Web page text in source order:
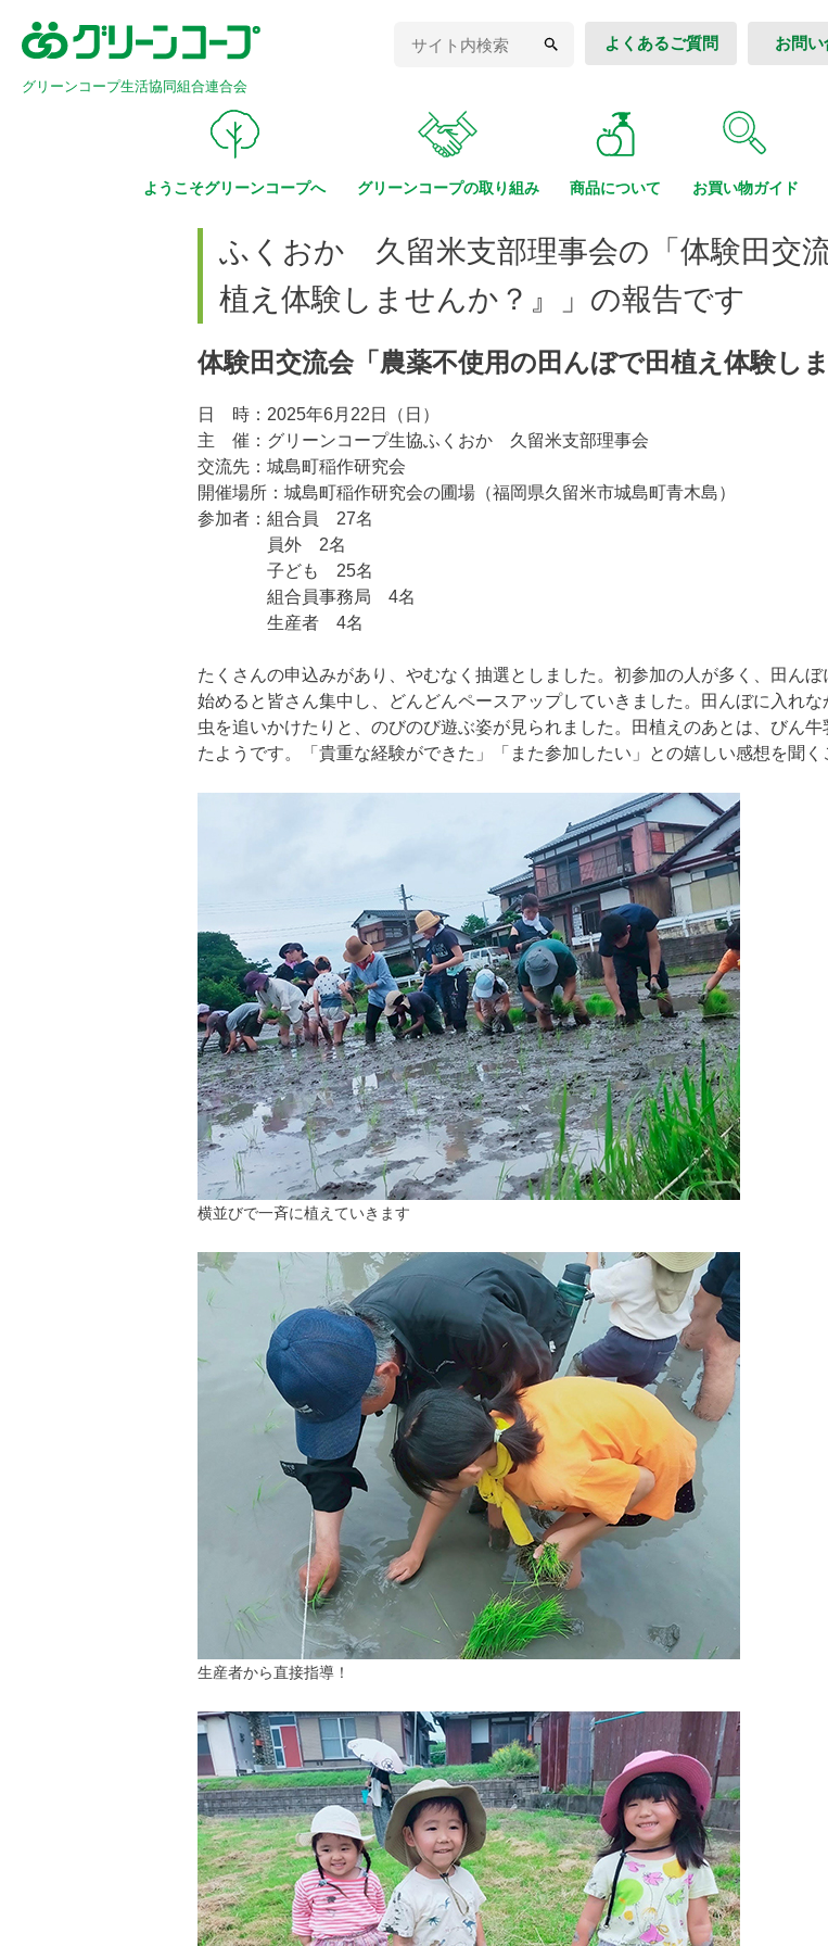
グリーンコープ生活協同組合連合会
よくあるご質問 お問
ようこそグリーンコープへ グリーンコープの取り組み 商品について お買い物ガイド
ふくおか 久留米支部理事会の「体験田交
植え体験しませんか？』」の報告です
体験田交流会「農薬不使用の田んぼで田植え体験しま
日 時：2025年6月22日（日）
主 催：グリーンコープ生協ふくおか 久留米支部理事会
交流先：城島町稲作研究会
開催場所：城島町稲作研究会の圃場（福岡県久留米市城島町青木島）
参加者：組合員 27名
員外 2名
子ども 25名
組合員事務局 4名
生産者 4名
たくさんの申込みがあり、やむなく抽選としました。初参加の人が多く、田ん
始めると皆さん集中し、どんどんペースアップしていきました。田んぼに入れ
虫を追いかけたりと、のびのび遊ぶ姿が見られました。田植えのあとは、びん
たようです。「貴重な経験ができた」「また参加したい」との嬉しい感想を聞く
横並びで一斉に植えていきます
生産者から直接指導！